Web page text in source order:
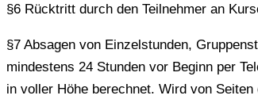
§6 Rücktritt durch den Teilnehmer an
§7 Absagen von Einzelstunden,
mindestens 24 Stunden vor Beginn per
in voller Höhe berechnet. Wird von